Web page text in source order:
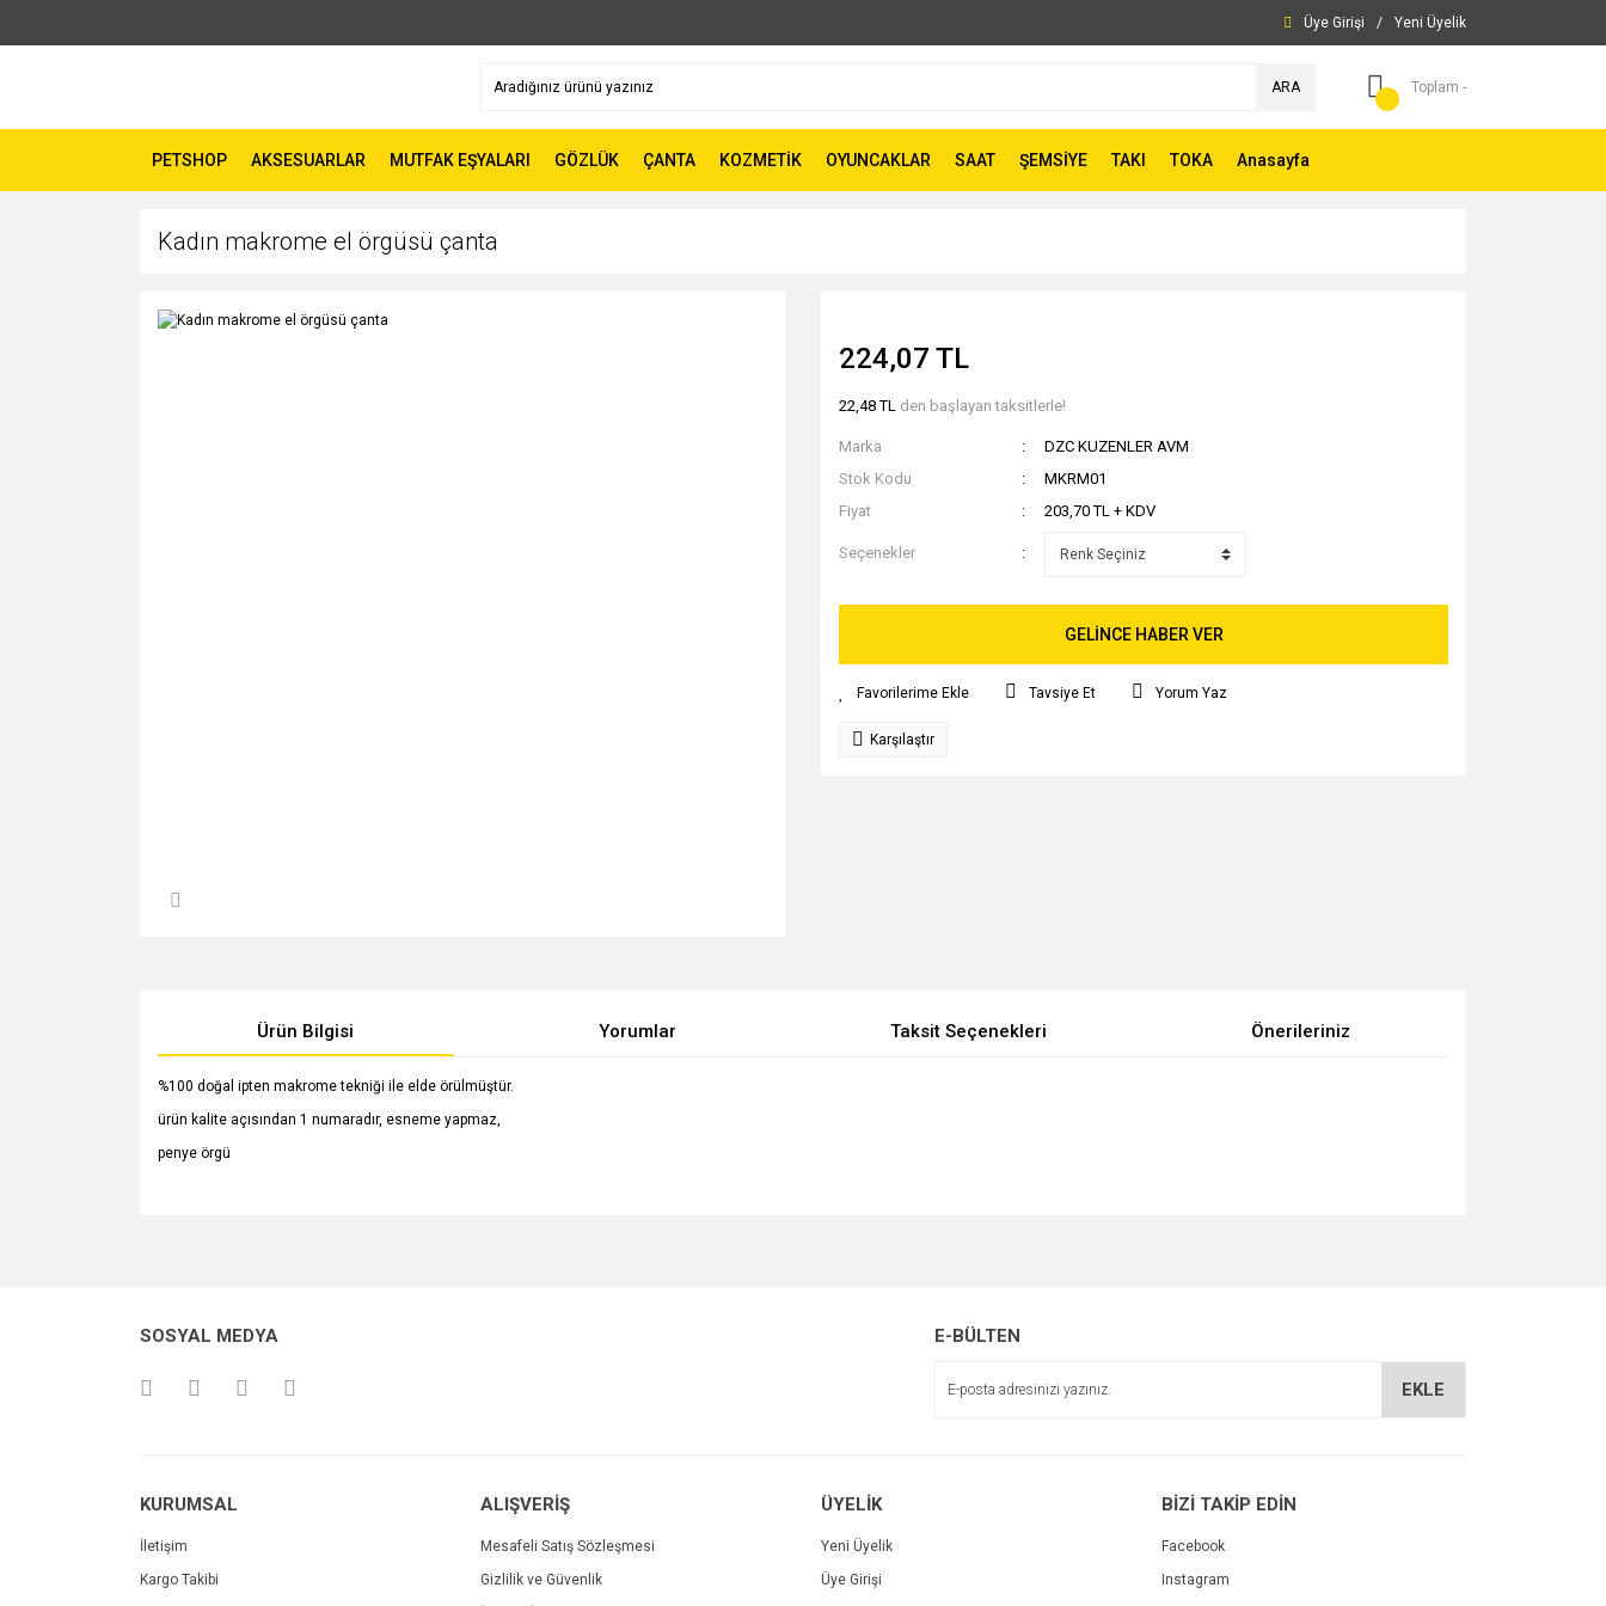
Üye Girişi / Yeni Üyelik
ARA Toplam -
PETSHOP AKSESUARLAR MUTFAK EŞYALARI GÖZLÜK ÇANTA KOZMETİK OYUNCAKLAR SAAT ŞEMSİYE TAKI TOKA Anasayfa
Kadın makrome el örgüsü çanta
224,07 TL
22,48 TL den başlayan taksitlerle!
Marka
DZC KUZENLER AVM
Stok Kodu
MKRM01
Fiyat
203,70 TL + KDV
Seçenekler
GELİNCE HABER VER
Tavsiye Et Yorum Yaz
Karşılaştır
Ürün Bilgisi Yorumlar Taksit Seçenekleri Önerileriniz
%100 doğal ipten makrome tekniği ile elde örülmüştür.
ürün kalite açısından 1 numaradır, esneme yapmaz,
penye örgü
Ürün açıklamasında eksik bilgiler bulunuyor.
SOSYAL MEDYA E-BÜLTEN
EKLE
KURUMSAL
İletişim
Kargo Takibi
ALIŞVERİŞ
Mesafeli Satış Sözleşmesi
Gizlilik ve Güvenlik
ÜYELİK
Yeni Üyelik
Üye Girişi
BİZİ TAKİP EDİN
Facebook
Instagram